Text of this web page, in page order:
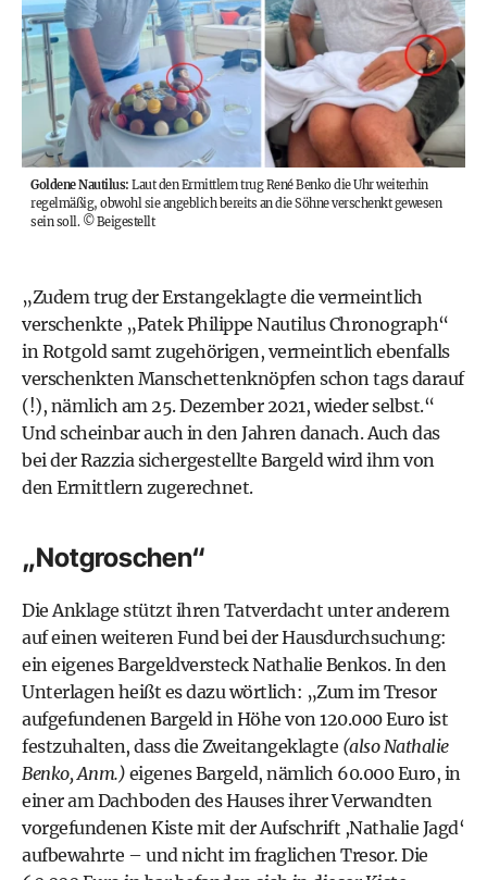
Goldene Nautilus: Laut den Ermittlern trug René Benko die Uhr weiterhin
regelmäßig, obwohl sie angeblich bereits an die Söhne verschenkt gewesen
sein soll. ©Beigestellt
„Zudem trug der Erstangeklagte die vermeintlich
verschenkte „Patek Philippe Nautilus Chronograph“
in Rotgold samt zugehörigen, vermeintlich ebenfalls
verschenkten Manschettenknöpfen schon tags darauf
(!), nämlich am 25. Dezember 2021, wieder selbst.“
Und scheinbar auch in den Jahren danach. Auch das
bei der Razzia sichergestellte Bargeld wird ihm von
den Ermittlern zugerechnet.
„Notgroschen“
Die Anklage stützt ihren Tatverdacht unter anderem
auf einen weiteren Fund bei der Hausdurchsuchung:
ein eigenes Bargeldversteck Nathalie Benkos. In den
Unterlagen heißt es dazu wörtlich: „Zum im Tresor
aufgefundenen Bargeld in Höhe von 120.000 Euro ist
festzuhalten, dass die Zweitangeklagte (also Nathalie
Benko, Anm.) eigenes Bargeld, nämlich 60.000 Euro, in
einer am Dachboden des Hauses ihrer Verwandten
vorgefundenen Kiste mit der Aufschrift ,Nathalie Jagd‘
aufbewahrte – und nicht im fraglichen Tresor. Die